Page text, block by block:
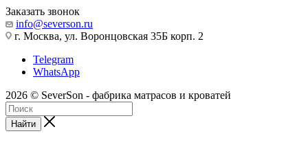
Заказать звонок
info@severson.ru
г. Москва, ул. Воронцовская 35Б корп. 2
Telegram
WhatsApp
2026 © SeverSon - фабрика матрасов и кроватей
Найти